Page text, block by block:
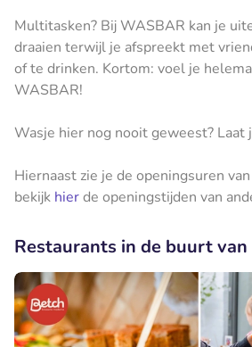
Multitasken? Bij WASBAR kan je
draaien terwijl je afspreekt met
of te drinken. Kortom: voel je
WASBAR!
Wasje hier nog nooit geweest? Laat
Hiernaast zie je de openingsuren
bekijk hierde openingstijden van
Restaurants in de buurt